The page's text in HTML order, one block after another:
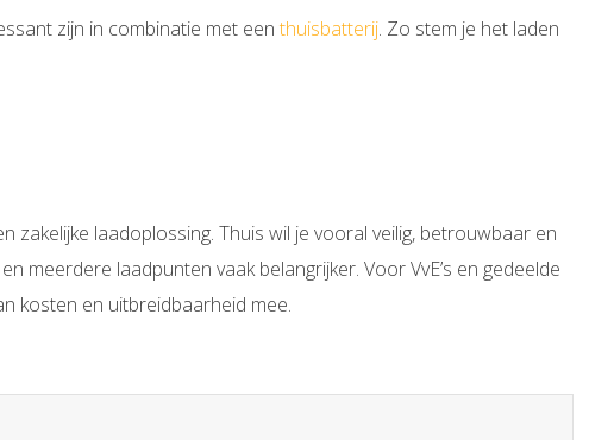
zijn in combinatie met een thuisbatterij. Zo stem je het laden
laadoplossing. Thuis wil je vooral veilig, betrouwbaar en
meerdere laadpunten vaak belangrijker. Voor VvE’s en gedeelde
kosten en uitbreidbaarheid mee.